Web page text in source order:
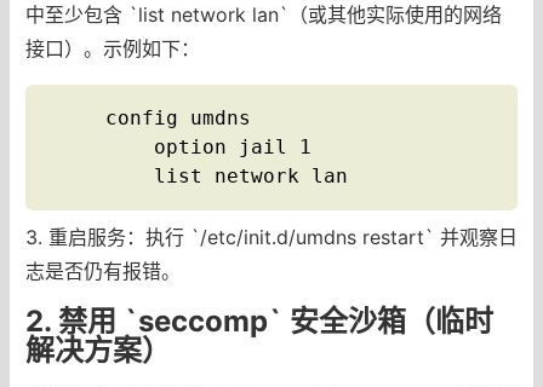
中至少包含 `list network lan`（或其他实际使用的网络
接口）。示例如下：
config umdns
option jail 1
list network lan
3. 重启服务：执行 `/etc/init.d/umdns restart` 并观察日
志是否仍有报错。
2. 禁用 `seccomp` 安全沙箱（临时
解决方案）